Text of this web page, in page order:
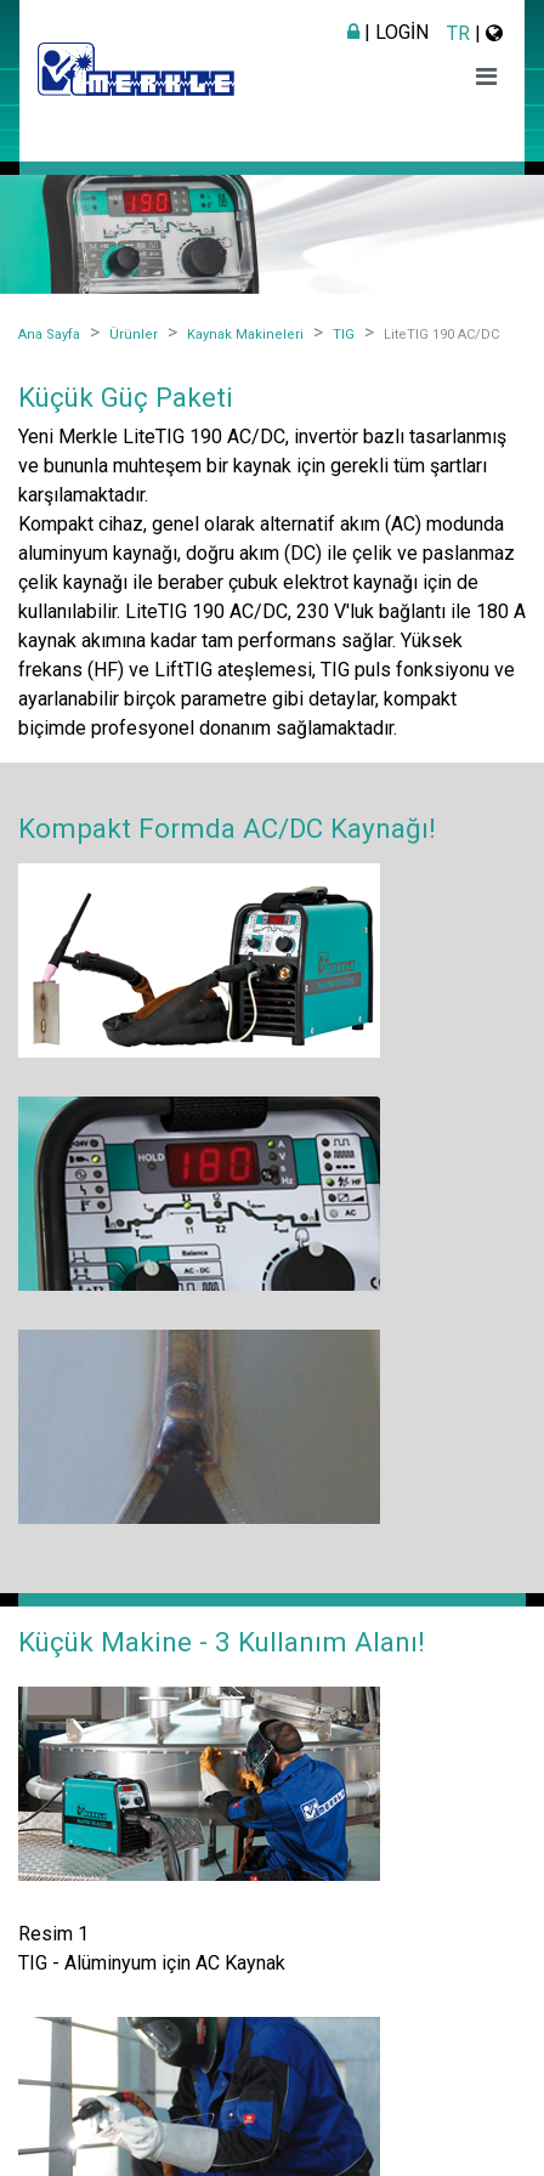
| LOGIN TR |
Ana Sayfa Ürünler Kaynak Makineleri TIG LiteTIG 190 AC/DC
Küçük Güç Paketi
Yeni Merkle LiteTIG 190 AC/DC, invertör bazlı tasarlanmış
ve bununla muhteşem bir kaynak için gerekli tüm şartları
karşılamaktadır.
Kompakt cihaz, genel olarak alternatif akım (AC) modunda
aluminyum kaynağı, doğru akım (DC) ile çelik ve paslanmaz
çelik kaynağı ile beraber çubuk elektrot kaynağı için de
kullanılabilir. LiteTIG 190 AC/DC, 230 V'luk bağlantı ile 180 A
kaynak akımına kadar tam performans sağlar. Yüksek
frekans (HF) ve LiftTIG ateşlemesi, TIG puls fonksiyonu ve
ayarlanabilir birçok parametre gibi detaylar, kompakt
biçimde profesyonel donanım sağlamaktadır.
Kompakt Formda AC/DC Kaynağı!
Küçük Makine - 3 Kullanım Alanı!
Resim 1
TIG - Alüminyum için AC Kaynak